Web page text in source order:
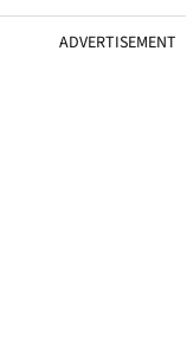
ADVERTISEMENT